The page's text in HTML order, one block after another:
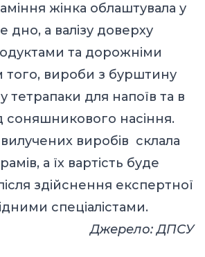
жінка облаштувала у
дно, а валізу доверху
та дорожніми
того, вироби з бурштину
тетрапаки для напоїв та в
соняшникового насіння.
виробів склала
а їх вартість буде
здійснення експертної
спеціалістами.
Джерело: ДПСУ